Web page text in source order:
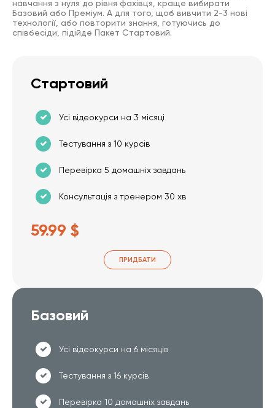
навчання з нуля до рівня фахівця, краще вибирати
Базовий або Преміум. А для того, щоб вивчити 2-3 нові
технології, або повторити знання, готуючись до
співбесіди, підійде Пакет Стартовий.
Стартовий
Усі відеокурси на 3 місяці
Тестування з 10 курсів
Перевірка 5 домашніх завдань
Консультація з тренером 30 хв
59.99 $
ПРИДБАТИ
Базовий
Усі відеокурси на 6 місяців
Тестування з 16 курсів
Перевірка 10 домашніх завдань